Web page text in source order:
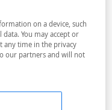
reducida
on a device, such
You may accept or
any time in the privacy
our partners and will not